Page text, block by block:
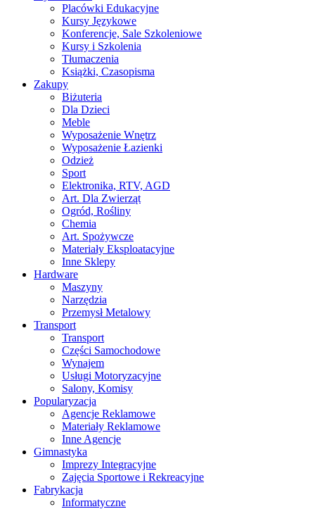
Placówki Edukacyjne
Kursy Językowe
Konferencje, Sale Szkoleniowe
Kursy i Szkolenia
Tłumaczenia
Książki, Czasopisma
Zakupy
Biżuteria
Dla Dzieci
Meble
Wyposażenie Wnętrz
Wyposażenie Łazienki
Odzież
Sport
Elektronika, RTV, AGD
Art. Dla Zwierząt
Ogród, Rośliny
Chemia
Art. Spożywcze
Materiały Eksploatacyjne
Inne Sklepy
Hardware
Maszyny
Narzędzia
Przemysł Metalowy
Transport
Transport
Części Samochodowe
Wynajem
Usługi Motoryzacyjne
Salony, Komisy
Popularyzacja
Agencje Reklamowe
Materiały Reklamowe
Inne Agencje
Gimnastyka
Imprezy Integracyjne
Zajęcia Sportowe i Rekreacyjne
Fabrykacja
Informatyczne